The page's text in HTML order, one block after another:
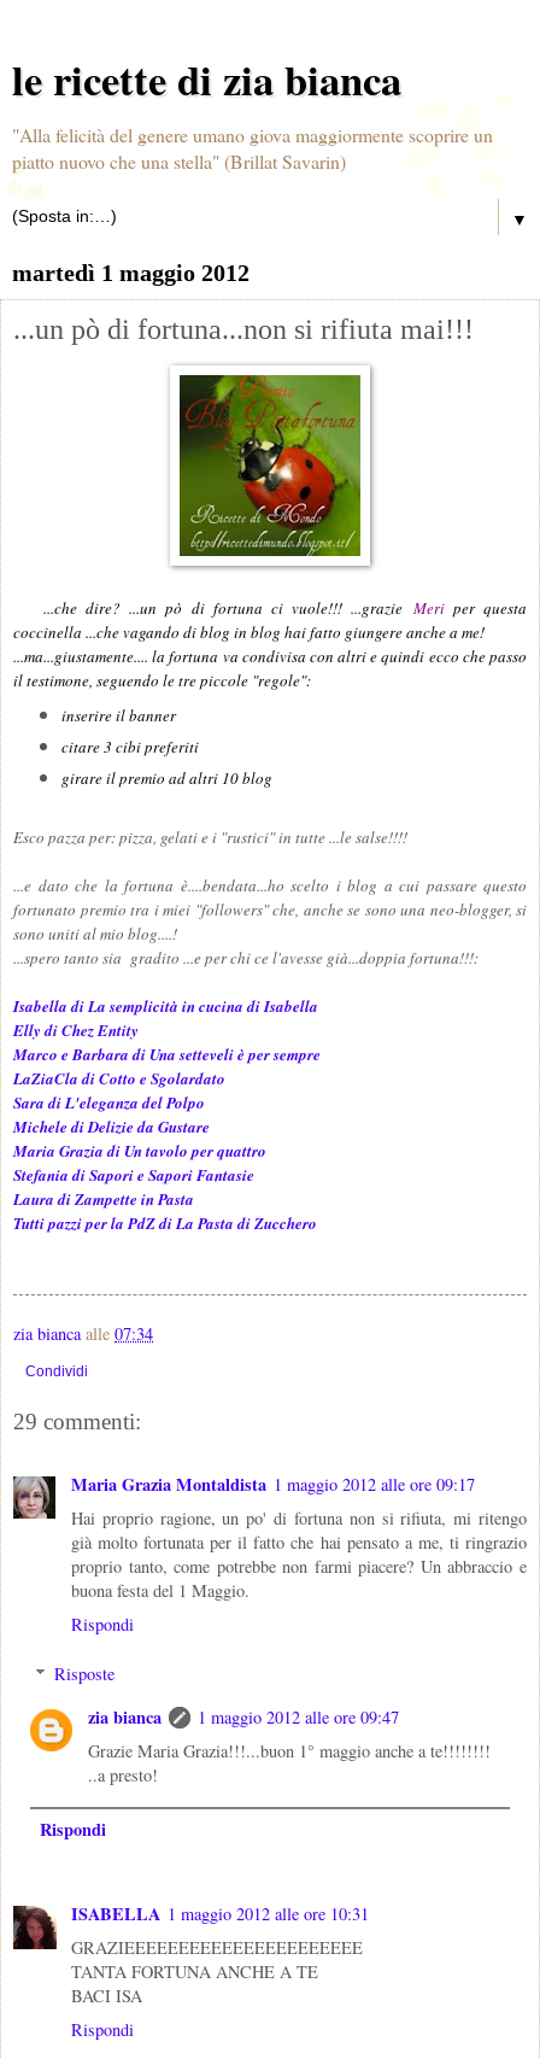
le ricette di zia bianca
"Alla felicità del genere umano giova maggiormente scoprire un
piatto nuovo che una stella" (Brillat Savarin)
▼
martedì 1 maggio 2012
...un pò di fortuna...non si rifiuta mai!!!
...che dire? ...un pò di fortuna ci vuole!!! ...grazie Meriper questa
coccinella ...che vagando di blog in blog hai fatto giungere anche a me!
...ma...giustamente.... la fortuna va condivisa con altri e quindi ecco che passo
il testimone, seguendo le tre piccole "regole":
inserire il banner
citare 3 cibi preferiti
girare il premio ad altri 10 blog
Esco pazza per: pizza, gelati e i "rustici" in tutte ...le salse!!!!
...e dato che la fortuna è....bendata...ho scelto i blog a cui passare questo
fortunato premio tra i miei "followers" che, anche se sono una neo-blogger, si
sono uniti al mio blog....!
...spero tanto sia gradito ...e per chi ce l'avesse già...doppia fortuna!!!:
Isabella di La semplicità in cucina di Isabella
Elly di Chez Entity
Marco e Barbara di Una setteveli è per sempre
LaZiaCla di Cotto e Sgolardato
Sara di L'eleganza del Polpo
Michele di Delizie da Gustare
Maria Grazia di Un tavolo per quattro
Stefania di Sapori e Sapori Fantasie
Laura di Zampette in Pasta
Tutti pazzi per la PdZ di La Pasta di Zucchero
zia bianca alle 07:34
Condividi
29 commenti:
Maria Grazia Montaldista 1 maggio 2012 alle ore 09:17
Hai proprio ragione, un po' di fortuna non si rifiuta, mi ritengo
già molto fortunata per il fatto che hai pensato a me, ti ringrazio
proprio tanto, come potrebbe non farmi piacere? Un abbraccio e
buona festa del 1 Maggio.
Rispondi
Risposte
zia bianca
1 maggio 2012 alle ore 09:47
Grazie Maria Grazia!!!...buon 1° maggio anche a te!!!!!!!!
..a presto!
Rispondi
ISABELLA 1 maggio 2012 alle ore 10:31
GRAZIEEEEEEEEEEEEEEEEEEEEEE
TANTA FORTUNA ANCHE A TE
BACI ISA
Rispondi